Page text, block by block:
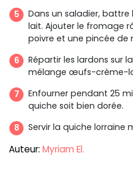
Dans un saladier,
lait. Ajouter le fromage
poivre et une pincée de
Répartir les lardons sur
mélange œufs-crème-
Enfourner pendant 25
quiche soit bien dorée.
Servir la quiche lorraine
Auteur: Myriam El.